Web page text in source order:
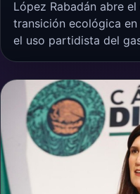
López Rabadán abre
transición ecológica
el uso partidista del